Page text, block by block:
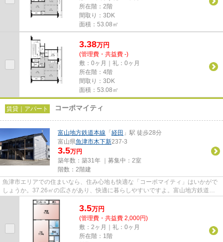
所在階：2階
間取り：3DK
面積：53.08㎡
3.38万円
(管理費・共益費 -)
敷：0ヶ月｜礼：0ヶ月
所在階：4階
間取り：3DK
面積：53.08㎡
賃貸｜アパート コーポマイティ
富山地方鉄道本線 「 経田 」駅 徒歩28分
富山県魚津市木下新237-3
3.5万円
築年数：築31年 ｜募集中： 2室
階数：2階建
魚津市エリアでの住まいなら、住み心地も快適な「コーポマイティ」はいかがで
しょうか。37.26㎡の広さがあり、快適に暮らしやすいですよ。富山地方鉄道本
線経田周辺のお部屋情報を探す...
3.5万円
(管理費・共益費 2,000円)
敷：2ヶ月｜礼：0ヶ月
所在階：1階